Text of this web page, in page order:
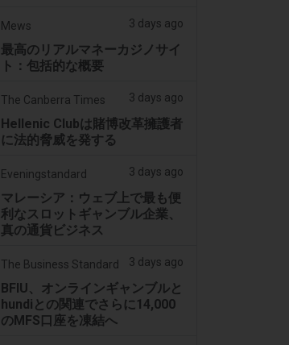
Mews 3 days ago
最高のリアルマネーカジノサイ
ト：包括的な概要
The Canberra Times 3 days ago
Hellenic Clubは賭博改革擁護者
に法的脅威を発する
Eveningstandard 3 days ago
マレーシア：ウェブ上で最も便
利なスロットギャンブル企業、
真の通貨ビジネス
The Business Standard 3 days ago
BFIU、オンラインギャンブルと
hundiとの関連でさらに14,000
のMFS口座を凍結へ